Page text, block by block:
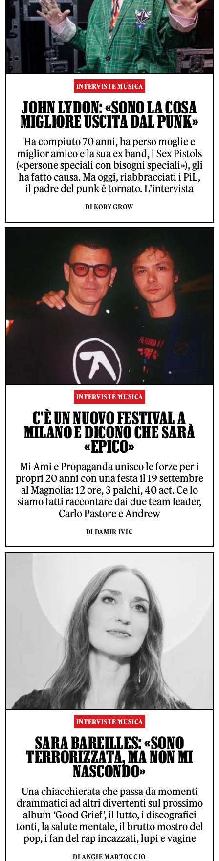
INTERVISTE MUSICA
JOHN LYDON: «SONO LA COSA
MIGLIORE USCITA DAL PUNK»
Ha compiuto 70 anni, ha perso moglie e
miglior amico e la sua ex band, i Sex Pistols
(«persone speciali con bisogni speciali»), gli
ha fatto causa. Ma oggi, riabbracciati i PiL,
il padre del punk è tornato. L’intervista
DI KORY GROW
INTERVISTE MUSICA
C'È UN NUOVO FESTIVAL A
MILANO E DICONO CHE SARÀ
«EPICO»
Mi Ami e Propaganda unisco le forze per i
propri 20 anni con una festa il 19 settembre
al Magnolia: 12 ore, 3 palchi, 40 act. Ce lo
siamo fatti raccontare dai due team leader,
Carlo Pastore e Andrew
DI DAMIR IVIC
INTERVISTE MUSICA
SARA BAREILLES: «SONO
TERRORIZZATA, MA NON MI
NASCONDO»
Una chiacchierata che passa da momenti
drammatici ad altri divertenti sul prossimo
album ‘Good Grief’, il lutto, i discografici
tonti, la salute mentale, il brutto mostro del
pop, i fan del rap incazzati, lupi e vagine
DI ANGIE MARTOCCIO